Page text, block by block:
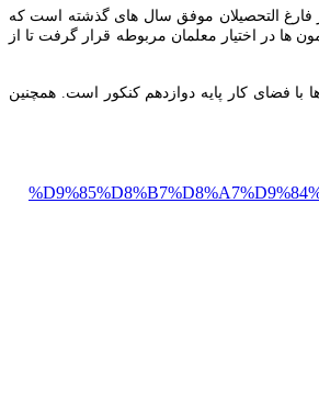
فارغ التحصیلان موفق سال های گذشته است که
ها در اختیار معلمان مربوطه قرار گرفت تا از
با فضای کار پایه دوازدهم کنکور است. همچنین